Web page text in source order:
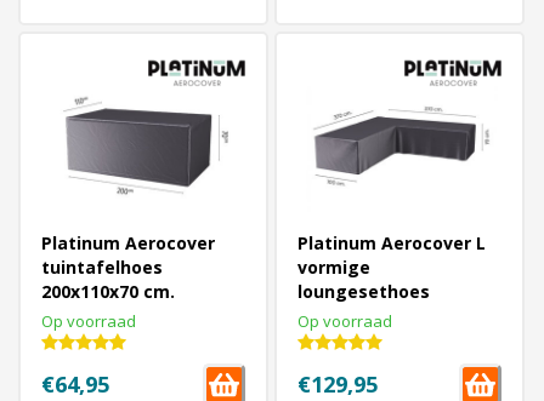
Platinum Aerocover
tuintafelhoes
200x110x70 cm.
Op voorraad
€64,95
Platinum Aerocover L
vormige
loungesethoes
370x370x70h cm.
Op voorraad
€129,95